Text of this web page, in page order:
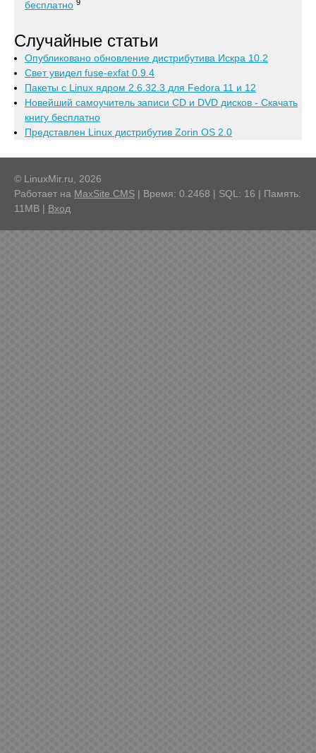
бесплатно 9
Случайные статьи
Опубликовано обновление дистрибутива Искра 10.2
Свет увидел fuse-exfat 0.9.4
Пакеты с Linux ядром 2.6.32.3 для Fedora 11 и 12
Новейший самоучитель записи CD и DVD дисков - Скачать
книгу бесплатно
Представлен Linux дистрибутив Zorin OS 2.0
© LinuxMir.ru, 2026
Работает на MaxSite CMS | Время: 0.2468 | SQL: 16 | Память:
11MB | Вход